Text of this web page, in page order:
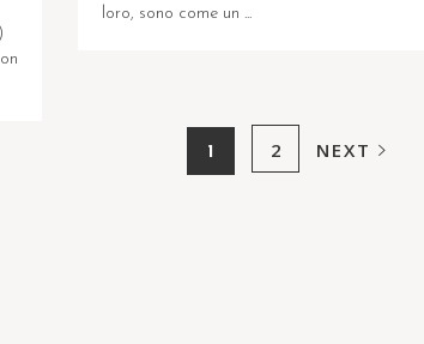
loro, sono come un ...
1 2 NEXT